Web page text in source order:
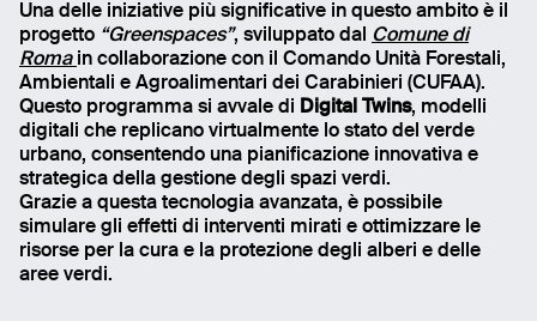
Una delle iniziative più significative in questo ambito è il
progetto “Greenspaces”, sviluppato dal Comune di
Roma in collaborazione con il Comando Unità Forestali,
Ambientali e Agroalimentari dei Carabinieri (CUFAA).
Questo programma si avvale di Digital Twins, modelli
digitali che replicano virtualmente lo stato del verde
urbano, consentendo una pianificazione innovativa e
strategica della gestione degli spazi verdi.
Grazie a questa tecnologia avanzata, è possibile
simulare gli effetti di interventi mirati e ottimizzare le
risorse per la cura e la protezione degli alberi e delle
aree verdi.